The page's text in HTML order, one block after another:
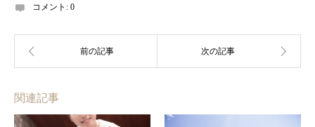
コメント: 0
関連記事